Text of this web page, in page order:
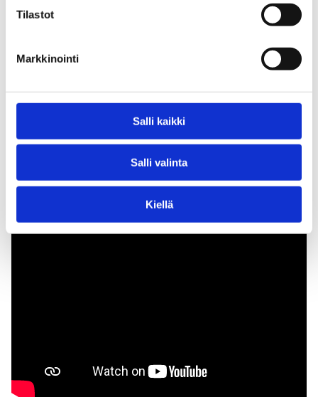
Tilastot
Markkinointi
Salli kaikki
Salli valinta
Kiellä
IMAGINE – Webinaarisarja nuorten mielenterveydestä:
Ihmissuhteiden merkitys nuoren kehitykselle